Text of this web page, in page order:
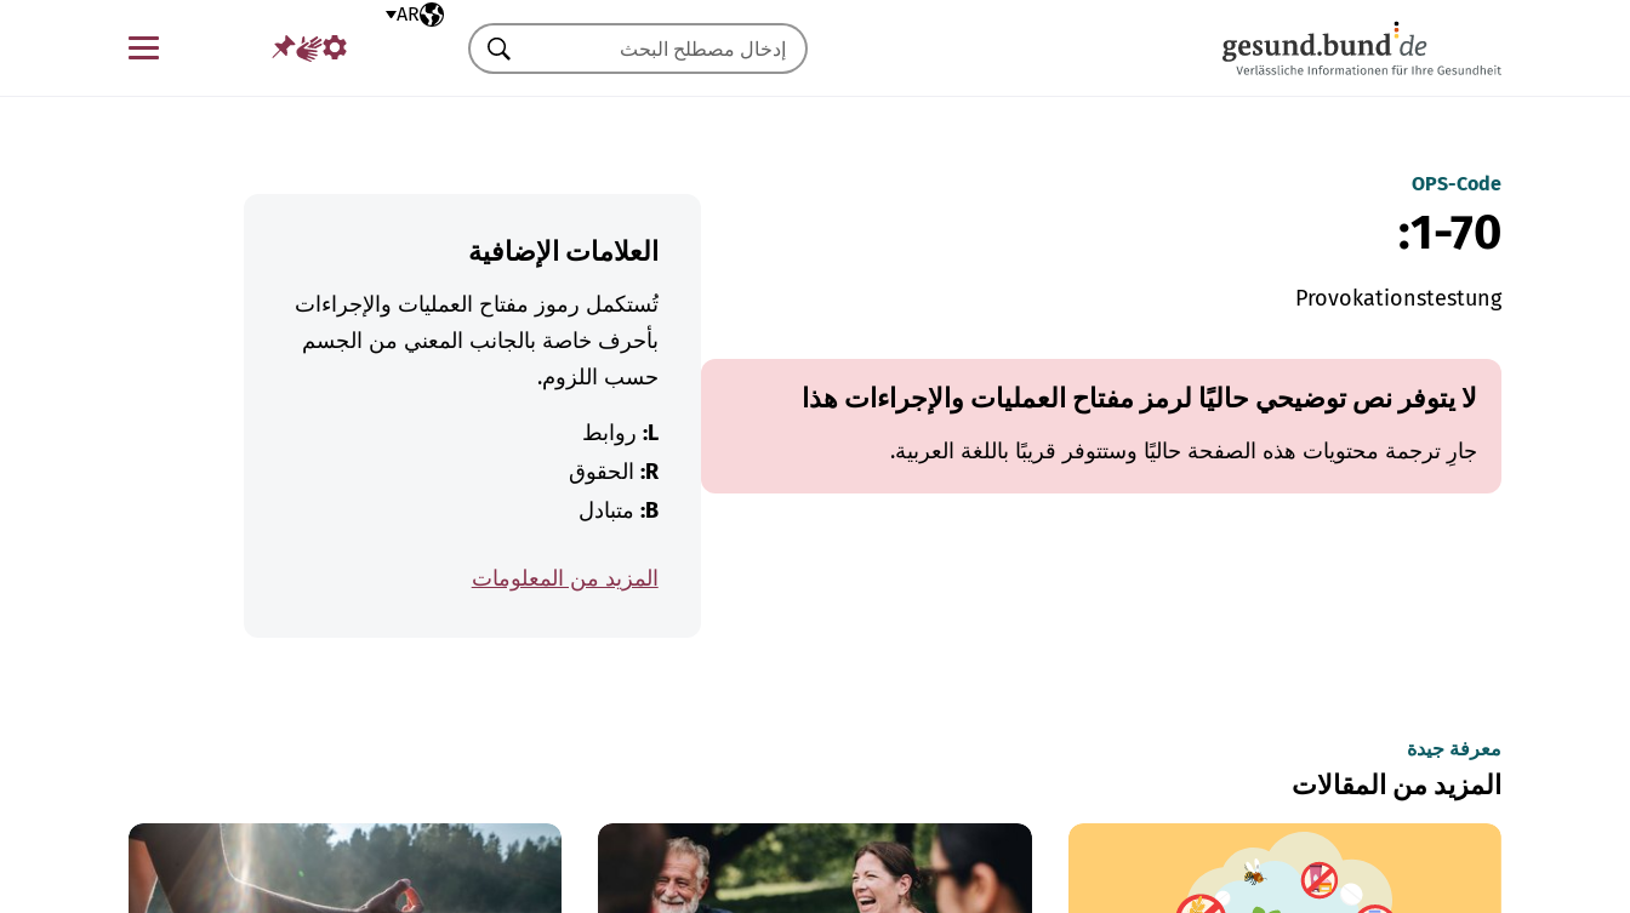
اللغة المختارةAR
قائمة
بحث
OPS-Code
1-70:
Provokationstestung
لا يتوفر نص توضيحي حاليًا لرمز مفتاح العمليات والإجراءات هذا
جارِ ترجمة محتويات هذه الصفحة حاليًا وستتوفر قريبًا باللغة العربية.
العلامات الإضافية
تُستكمل رموز مفتاح العمليات والإجراءات
بأحرف خاصة بالجانب المعني من الجسم
حسب اللزوم.
L: روابط
R: الحقوق
B: متبادل
المزيد من المعلومات
معرفة جيدة
المزيد من المقالات